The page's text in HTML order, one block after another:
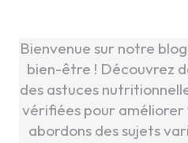
Bienvenue sur notre
bien-être ! Découvrez
des astuces
vérifiées pour
abordons des sujets